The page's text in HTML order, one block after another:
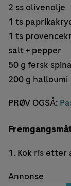
2 ss olivenolje
1 ts
1 ts
salt + pepper
50 g fersk
200 g halloumi
PRØV OGSÅ:
1. Kok ris etter
Annonse